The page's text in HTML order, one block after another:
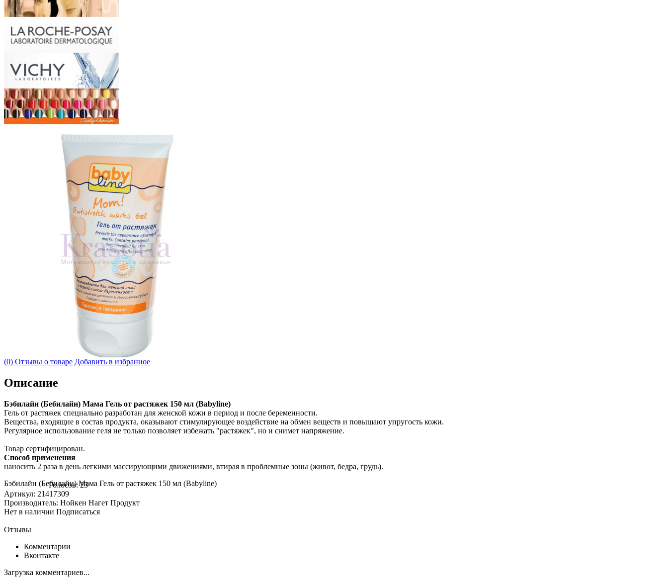
(0) Отзывы о товаре Добавить в избранное
Описание
Бэбилайн (Бебилайн) Мама Гель от растяжек 150 мл (Babyline)
Гель от растяжек специально разработан для женской кожи в период и после беременности.
Вещества, входящие в состав продукта, оказывают стимулирующее воздействие на обмен веществ и повышают упругость кожи.
Регулярное использование геля не только позволяет избежать "растяжек", но и снимет напряжение.
Товар сертифицирован.
Способ применения
наносить 2 раза в день легкими массирующими движениями, втирая в проблемные зоны (живот, бедра, грудь).
Бэбилайн (Бебилайн) Мама Гель от растяжек 150 мл (Babyline)
Голосов: 23
Артикул: 21417309
Производитель: Нойкен Нагет Продукт
Нет в наличии Подписаться
Отзывы
Комментарии
Вконтакте
Загрузка комментариев...